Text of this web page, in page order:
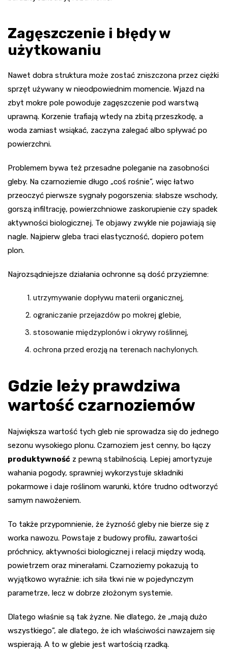
Zagęszczenie i błędy w
użytkowaniu
Nawet dobra struktura może zostać zniszczona przez ciężki
sprzęt używany w nieodpowiednim momencie. Wjazd na
zbyt mokre pole powoduje zagęszczenie pod warstwą
uprawną. Korzenie trafiają wtedy na zbitą przeszkodę, a
woda zamiast wsiąkać, zaczyna zalegać albo spływać po
powierzchni.
Problemem bywa też przesadne poleganie na zasobności
gleby. Na czarnoziemie długo „coś rośnie”, więc łatwo
przeoczyć pierwsze sygnały pogorszenia: słabsze wschody,
gorszą infiltrację, powierzchniowe zaskorupienie czy spadek
aktywności biologicznej. Te objawy zwykle nie pojawiają się
nagle. Najpierw gleba traci elastyczność, dopiero potem
plon.
Najrozsądniejsze działania ochronne są dość przyziemne:
utrzymywanie dopływu materii organicznej,
ograniczanie przejazdów po mokrej glebie,
stosowanie międzyplonów i okrywy roślinnej,
ochrona przed erozją na terenach nachylonych.
Gdzie leży prawdziwa
wartość czarnoziemów
Największa wartość tych gleb nie sprowadza się do jednego
sezonu wysokiego plonu. Czarnoziem jest cenny, bo łączy
produktywność z pewną stabilnością. Lepiej amortyzuje
wahania pogody, sprawniej wykorzystuje składniki
pokarmowe i daje roślinom warunki, które trudno odtworzyć
samym nawożeniem.
To także przypomnienie, że żyzność gleby nie bierze się z
worka nawozu. Powstaje z budowy profilu, zawartości
próchnicy, aktywności biologicznej i relacji między wodą,
powietrzem oraz minerałami. Czarnoziemy pokazują to
wyjątkowo wyraźnie: ich siła tkwi nie w pojedynczym
parametrze, lecz w dobrze złożonym systemie.
Dlatego właśnie są tak żyzne. Nie dlatego, że „mają dużo
wszystkiego”, ale dlatego, że ich właściwości nawzajem się
wspierają. A to w glebie jest wartością rzadką.